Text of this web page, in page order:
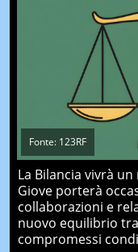
Fonte: 123RF
La Bilancia vivrà
Giove porterà
collaborazioni e
nuovo equilibrio
compromessi